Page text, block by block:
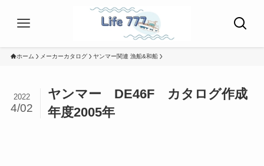
ホーム メーカーカタログ ヤンマー関連 漁船&和船
ヤンマー DE46F カタログ作成
年度2005年
2022
4/02